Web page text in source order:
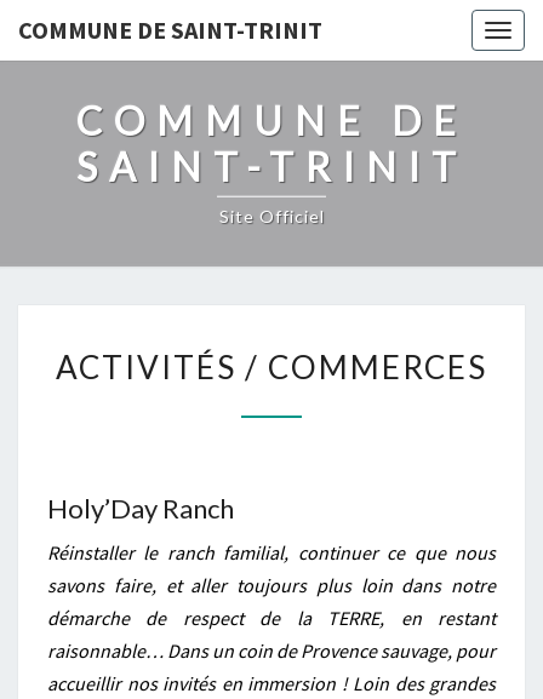
COMMUNE DE SAINT-TRINIT
COMMUNE DE
SAINT-TRINIT
Site Officiel
/
ACTIVITÉS / COMMERCES
Holy’Day Ranch
Réinstaller le ranch familial, continuer ce que nous
savons faire, et aller toujours plus loin dans notre
démarche de respect de la TERRE, en restant
raisonnable… Dans un coin de Provence sauvage, pour
accueillir nos invités en immersion ! Loin des grandes